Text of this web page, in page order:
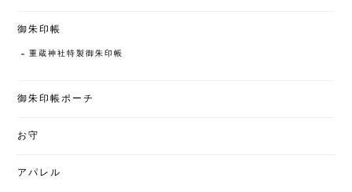
御朱印帳
重蔵神社特製御朱印帳
御朱印帳ポーチ
お守
アパレル